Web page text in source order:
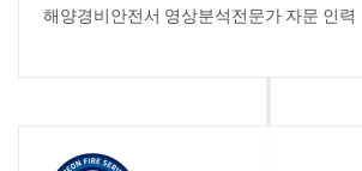
해양경비안전서 영상분석전문가 자문 인력